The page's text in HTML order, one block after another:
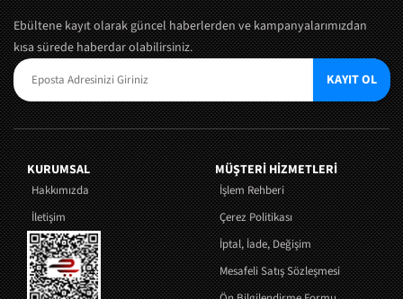
Ebültene kayıt olarak güncel haberlerden ve kampanyalarımızdan
kısa sürede haberdar olabilirsiniz.
KAYIT OL
KURUMSAL
Hakkımızda
İletişim
MÜŞTERI HIZMETLERI
İşlem Rehberi
Çerez Politikası
İptal, İade, Değişim
Mesafeli Satış Sözleşmesi